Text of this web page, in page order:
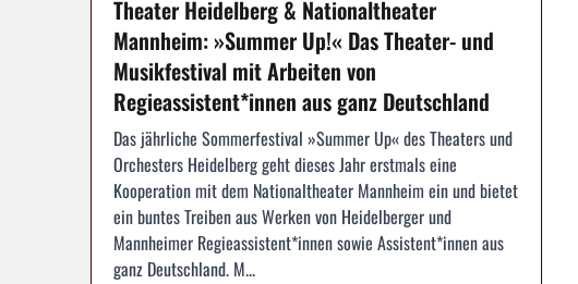
Theater Heidelberg & Nationaltheater
Mannheim: »Summer Up!« Das Theater- und
Musikfestival mit Arbeiten von
Regieassistent*innen aus ganz Deutschland
Das jährliche Sommerfestival »Summer Up« des Theaters und
Orchesters Heidelberg geht dieses Jahr erstmals eine
Kooperation mit dem Nationaltheater Mannheim ein und bietet
ein buntes Treiben aus Werken von Heidelberger und
Mannheimer Regieassistent*innen sowie Assistent*innen aus
ganz Deutschland. M...